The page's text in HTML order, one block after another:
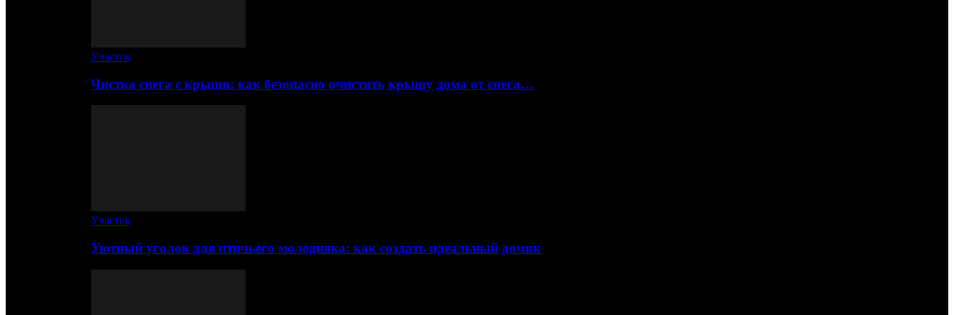
Участок
Чистка снега с крыши: как безопасно очистить крышу дома от снега…
Участок
Уютный уголок для птичьего молодняка: как создать идеальный домик